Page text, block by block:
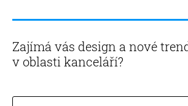
Zajímá vás design a nové
v oblasti kanceláří?